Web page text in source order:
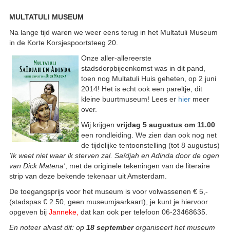
MULTATULI MUSEUM
Na lange tijd waren we weer eens terug in het Multatuli Museum
in de Korte Korsjespoortsteeg 20.
Onze aller-allereerste
stadsdorpbijeenkomst was in dit pand,
toen nog Multatuli Huis geheten, op 2 juni
2014! Het is echt ook een pareltje, dit
kleine buurtmuseum! Lees er hier meer
over.
Wij krijgen vrijdag 5 augustus om 11.00
een rondleiding. We zien dan ook nog net
de tijdelijke tentoonstelling (tot 8 augustus)
'Ik weet niet waar ik sterven zal. Saïdjah en Adinda door de ogen
van Dick Matena' , met de originele tekeningen van de literaire
strip van deze bekende tekenaar uit Amsterdam.
De toegangsprijs voor het museum is voor volwassenen € 5,-
(stadspas € 2.50, geen museumjaarkaart), je kunt je hiervoor
opgeven bij Janneke dat kan ook per telefoon 06-23468635.
En noteer alvast dit: op 18 septemberorganiseert het museum